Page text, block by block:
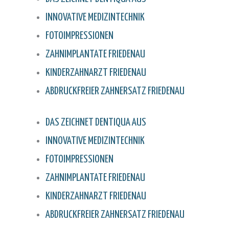
INNOVATIVE MEDIZINTECHNIK
FOTOIMPRESSIONEN
ZAHNIMPLANTATE FRIEDENAU
KINDERZAHNARZT FRIEDENAU
ABDRUCKFREIER ZAHNERSATZ FRIEDENAU
DAS ZEICHNET DENTIQUA AUS
INNOVATIVE MEDIZINTECHNIK
FOTOIMPRESSIONEN
ZAHNIMPLANTATE FRIEDENAU
KINDERZAHNARZT FRIEDENAU
ABDRUCKFREIER ZAHNERSATZ FRIEDENAU